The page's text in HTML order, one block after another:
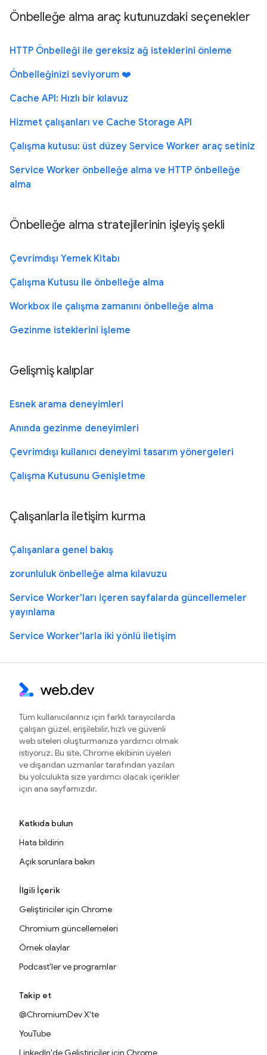
Önbelleğe alma araç kutunuzdaki seçenekler
HTTP Önbelleği ile gereksiz ağ isteklerini önleme
Önbelleğinizi seviyorum ❤️
Cache API: Hızlı bir kılavuz
Hizmet çalışanları ve Cache Storage API
Çalışma kutusu: üst düzey Service Worker araç setiniz
Service Worker önbelleğe alma ve HTTP önbelleğe
alma
Önbelleğe alma stratejilerinin işleyiş şekli
Çevrimdışı Yemek Kitabı
Çalışma Kutusu ile önbelleğe alma
Workbox ile çalışma zamanını önbelleğe alma
Gezinme isteklerini işleme
Gelişmiş kalıplar
Esnek arama deneyimleri
Anında gezinme deneyimleri
Çevrimdışı kullanıcı deneyimi tasarım yönergeleri
Çalışma Kutusunu Genişletme
Çalışanlarla iletişim kurma
Çalışanlara genel bakış
zorunluluk önbelleğe alma kılavuzu
Service Worker'ları içeren sayfalarda güncellemeler
yayınlama
Service Worker'larla iki yönlü iletişim
Tüm kullanıcılarınız için farklı tarayıcılarda
çalışan güzel, erişilebilir, hızlı ve güvenli
web siteleri oluşturmanıza yardımcı olmak
istiyoruz. Bu site, Chrome ekibinin üyeleri
ve dışarıdan uzmanlar tarafından yazılan
bu yolculukta size yardımcı olacak içerikler
için ana sayfamızdır.
Katkıda bulun
Hata bildirin
Açık sorunlara bakın
İlgili İçerik
Geliştiriciler için Chrome
Chromium güncellemeleri
Örnek olaylar
Podcast'ler ve programlar
Takip et
@ChromiumDev X'te
YouTube